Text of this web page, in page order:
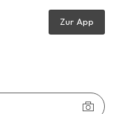
Zur App